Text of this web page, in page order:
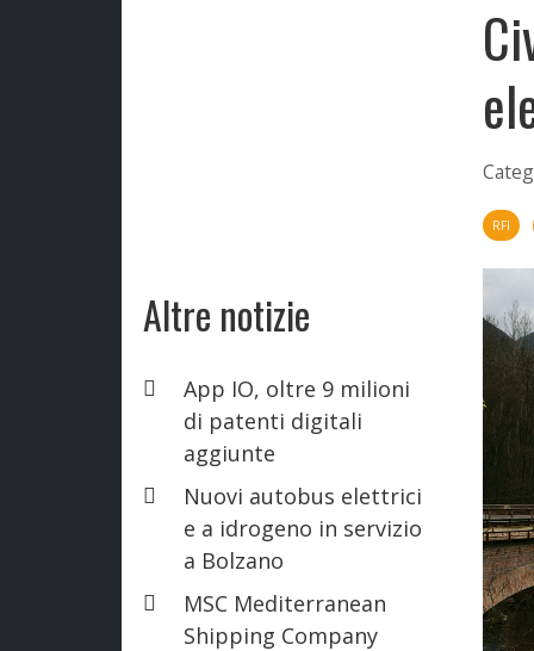
Altre notizie
App IO, oltre 9 milioni
di patenti digitali
aggiunte
Nuovi autobus elettrici
e a idrogeno in servizio
a Bolzano
MSC Mediterranean
Shipping Company
RFI